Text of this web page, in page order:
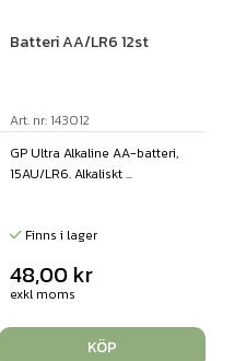
Batteri AA/LR6 12st
Art. nr: 143012
GP Ultra Alkaline AA-batteri,
15AU/LR6. Alkaliskt ...
Finns i lager
48,00 kr
exkl moms
KÖP